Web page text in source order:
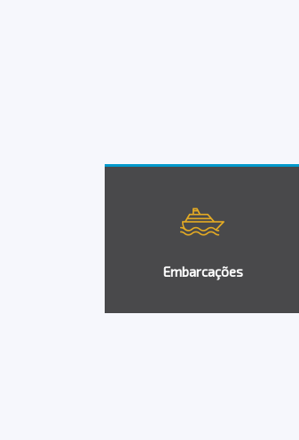
Embarcações